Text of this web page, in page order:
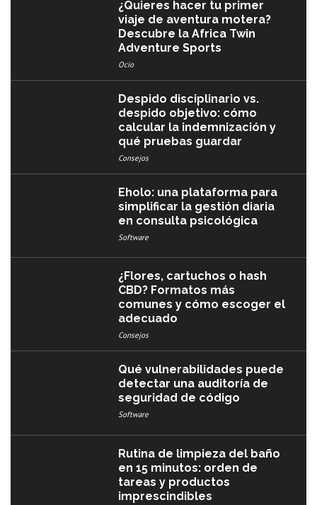
¿Quieres hacer tu primer
viaje de aventura motera?
Descubre la Africa Twin
Adventure Sports
Ocio
Despido disciplinario vs.
despido objetivo: cómo
calcular la indemnización y
qué pruebas guardar
Consejos
Eholo: una plataforma para
simplificar la gestión diaria
en consulta psicológica
Software
¿Flores, cartuchos o hash
CBD? Formatos más
comunes y cómo escoger el
adecuado
Consejos
Qué vulnerabilidades puede
detectar una auditoría de
seguridad de código
Software
Rutina de limpieza del baño
en 15 minutos: orden de
tareas y productos
imprescindibles